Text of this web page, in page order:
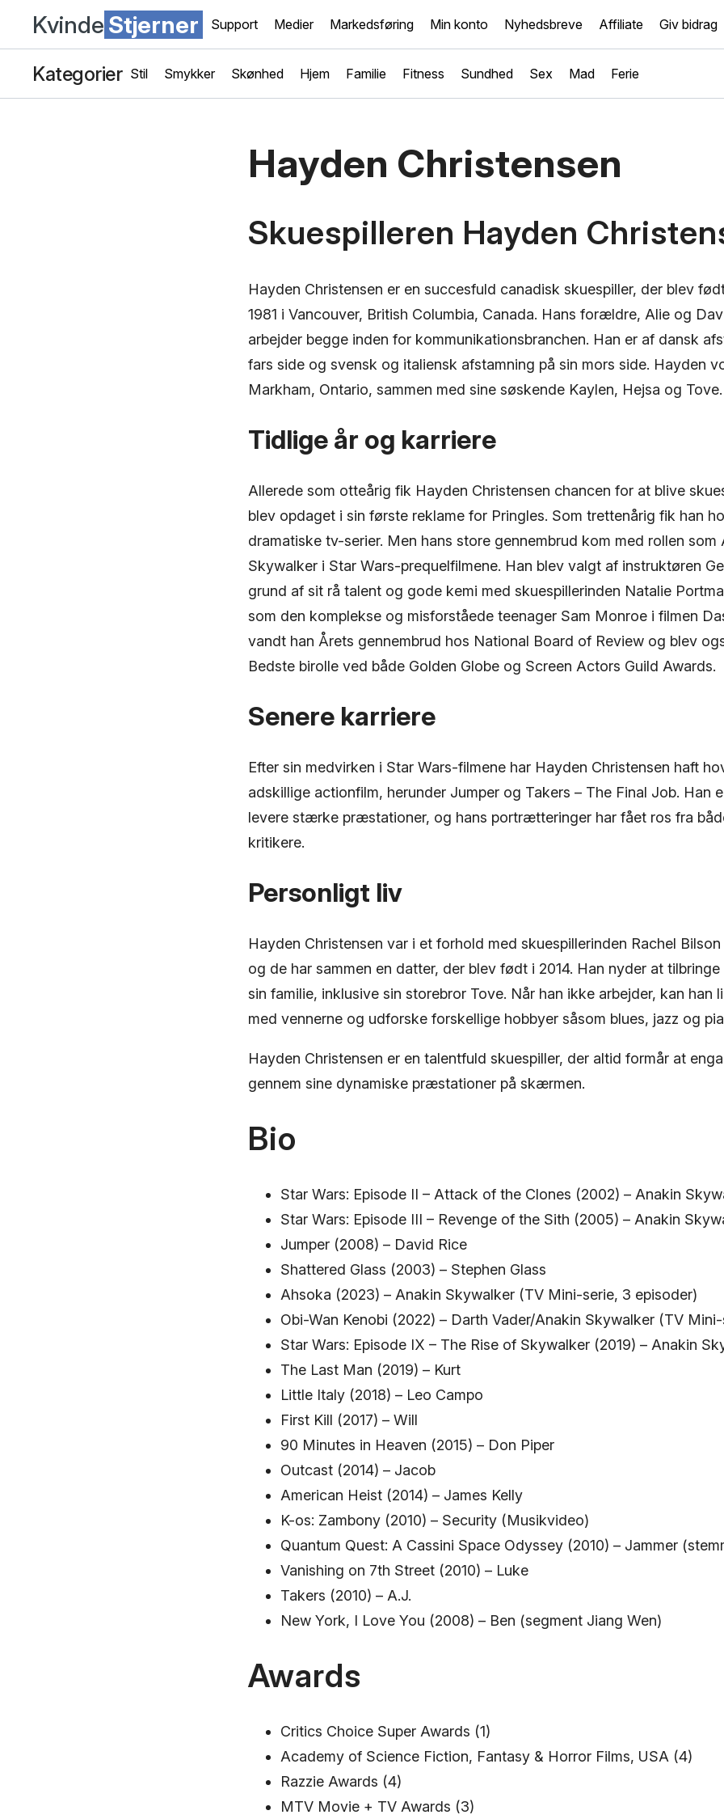
Kvinde Stjerner Support Medier Markedsføring Min konto Nyhedsbreve Affiliate Giv bidrag
Kategorier Stil Smykker Skønhed Hjem Familie Fitness Sundhed Sex Mad Ferie
Hayden Christensen
Skuespilleren Hayden
Hayden Christensen er en succesfuld canadisk skuespiller, der blev
1981 i Vancouver, British Columbia, Canada. Hans forældre, Alie og
arbejder begge inden for kommunikationsbranchen. Han er af dansk
fars side og svensk og italiensk afstamning på sin mors side. Hayden
Markham, Ontario, sammen med sine søskende Kaylen, Hejsa og Tove.
Tidlige år og karriere
Allerede som otteårig fik Hayden Christensen chancen for at blive
blev opdaget i sin første reklame for Pringles. Som trettenårig fik han
dramatiske tv-serier. Men hans store gennembrud kom med rollen som
Skywalker i Star Wars-prequelfilmene. Han blev valgt af instruktøren
grund af sit rå talent og gode kemi med skuespillerinden Natalie
som den komplekse og misforståede teenager Sam Monroe i filmen
vandt han Årets gennembrud hos National Board of Review og blev
Bedste birolle ved både Golden Globe og Screen Actors Guild Awards.
Senere karriere
Efter sin medvirken i Star Wars-filmene har Hayden Christensen haft
adskillige actionfilm, herunder Jumper og Takers – The Final Job. Han
levere stærke præstationer, og hans portrætteringer har fået ros fra
kritikere.
Personligt liv
Hayden Christensen var i et forhold med skuespillerinden Rachel
og de har sammen en datter, der blev født i 2014. Han nyder at
sin familie, inklusive sin storebror Tove. Når han ikke arbejder, kan han
med vennerne og udforske forskellige hobbyer såsom blues, jazz og
Hayden Christensen er en talentfuld skuespiller, der altid formår at
gennem sine dynamiske præstationer på skærmen.
Bio
Star Wars: Episode II – Attack of the Clones (2002) – Anakin
Star Wars: Episode III – Revenge of the Sith (2005) – Anakin
Jumper (2008) – David Rice
Shattered Glass (2003) – Stephen Glass
Ahsoka (2023) – Anakin Skywalker (TV Mini-serie, 3 episoder)
Obi-Wan Kenobi (2022) – Darth Vader/Anakin Skywalker (TV
Star Wars: Episode IX – The Rise of Skywalker (2019) – Anakin
The Last Man (2019) – Kurt
Little Italy (2018) – Leo Campo
First Kill (2017) – Will
90 Minutes in Heaven (2015) – Don Piper
Outcast (2014) – Jacob
American Heist (2014) – James Kelly
K-os: Zambony (2010) – Security (Musikvideo)
Quantum Quest: A Cassini Space Odyssey (2010) – Jammer
Vanishing on 7th Street (2010) – Luke
Takers (2010) – A.J.
New York, I Love You (2008) – Ben (segment Jiang Wen)
Awards
Critics Choice Super Awards (1)
Academy of Science Fiction, Fantasy & Horror Films, USA (4)
Razzie Awards (4)
MTV Movie + TV Awards (3)